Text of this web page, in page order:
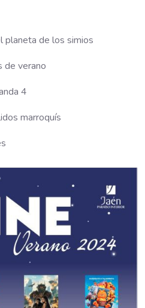
de los simios
de verano
4
marroquís